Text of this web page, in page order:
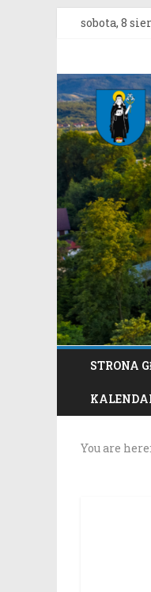
Przejdź
sobota, 8
Portal
Gminy
Stary
Sącz
STRONA
You are here: